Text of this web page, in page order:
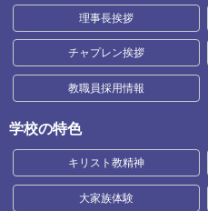
理事長挨拶
チャプレン挨拶
教職員採用情報
学校の特色
キリスト教精神
大家族体験